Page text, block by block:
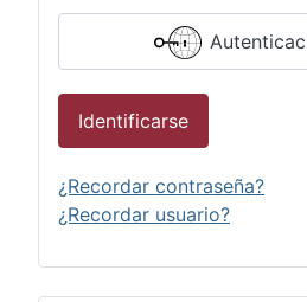
Identificarse
¿Recordar contraseña?
¿Recordar usuario?